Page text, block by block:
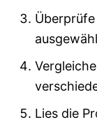
Lies die